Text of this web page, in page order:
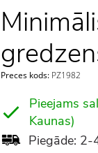
Preces kods:PZ1982
Pieejams
Kaunas)
Piegāde: 2-